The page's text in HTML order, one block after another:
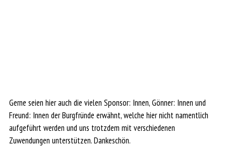
Gerne seien hier auch die vielen Sponsor: Innen, Gönner: Innen und
Freund: Innen der Burgfründe erwähnt, welche hier nicht namentlich
aufgeführt werden und uns trotzdem mit verschiedenen
Zuwendungen unterstützen. Dankeschön.